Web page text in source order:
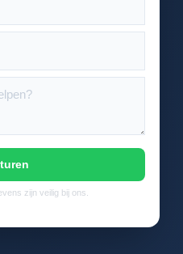
zijn veilig bij ons.